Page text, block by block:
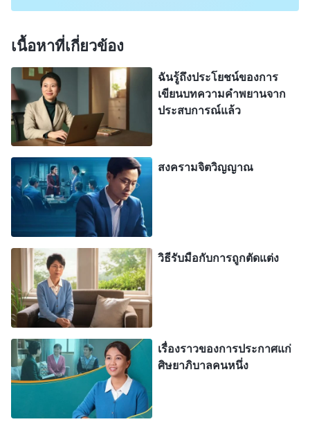
เปี่ยมไปด้วยสิทธิอำนาจ เกียรติ และสิริ ผู้คนไม่เคยเข้า
มาร่วมสัมพันธ์กับเรา ไม่เคยได้รู้จักเรา และไม่รู้เท่าทัน
ในอุปนิสัยของเราตลอดเวลา ตั้งแต่การสร้างโลกจน
กระทั่งวันนี้ ไม่มีบุคคลสักคนเดียวที่เคยเห็นเรา นี่คือ
พระเจ้าผู้ที่ทรงปรากฏต่อมนุษย์ในยุคสุดท้ายแต่ได้ทรง
ถูกซ่อนไว้ท่ามกลางมนุษย์ พระองค์ทรงอาศัยอยู่
ท่ามกลางมนุษย์ ทรงเที่ยงแท้และเป็นจริง ดุจดวงสุรีย์ที่
แผดเผาและเปลวเพลิงที่ลุกโชน ทรงเปี่ยมด้วยฤทธานุ
ภาพและปริ่มล้นด้วยสิทธิอำนาจ ไม่มีแม้แต่คนเดียว
หรือสิ่งเดียวที่จะไม่ถูกพิพากษาโดยวจนะของเรา และ
ไม่มีแม้แต่คนเดียวหรือสิ่งเดียวที่จะไม่ถูกชำระให้
บริสุทธิ์ผ่านการแผดเผาของไฟ ในท้ายที่สุด ชนชาติทั้ง
มวลจะได้รับการอวยพรเพราะวจนะของเรา และจะถูก
ทุบจนแหลกเป็นชิ้นๆ เพราะวจนะของเราเช่นกัน ด้วย
วิธีนี้ ผู้คนทั้งหมดในช่วงระหว่างยุคสุดท้ายจะเห็นว่า
เราคือพระผู้ช่วยให้รอดที่ได้กลับมา และเห็นว่าเราคือ
พระเจ้าผู้ทรงมหิทธิฤทธิ์ซึ่งพิชิตมวลมนุษย์ทั้งปวง และ
เนื้อหาที่เกี่ยวข้อง
ฉันรู้ถึงประโยชน์ของการ
เขียนบทความคำพยานจาก
ประสบการณ์แล้ว
สงครามจิตวิญญาณ
วิธีรับมือกับการถูกตัดแต่ง
เรื่องราวของการประกาศแก่
ศิษยาภิบาลคนหนึ่ง